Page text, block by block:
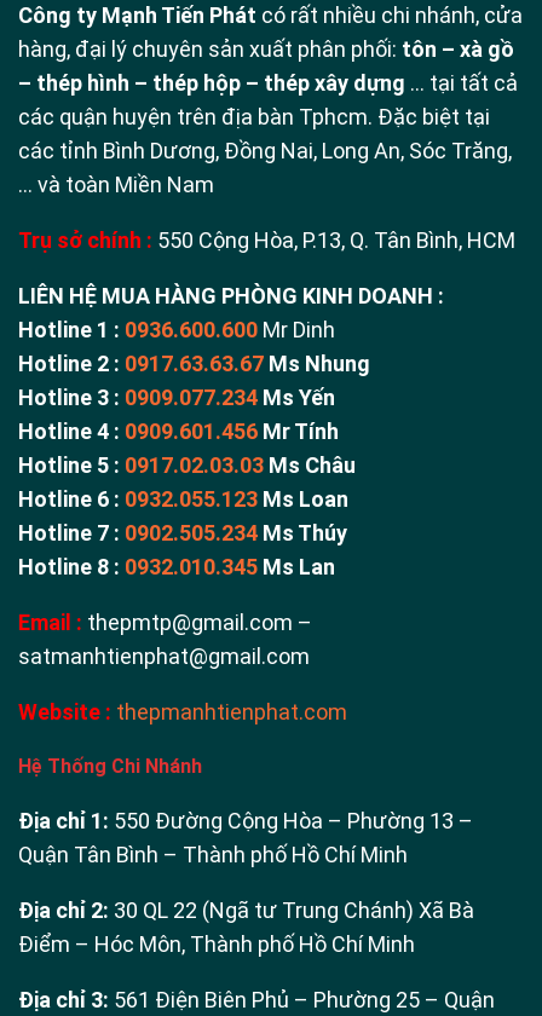
Công ty Mạnh Tiến Phát có rất nhiều chi nhánh, cửa
hàng, đại lý chuyên sản xuất phân phối: tôn – xà gồ
– thép hình – thép hộp – thép xây dựng … tại tất cả
các quận huyện trên địa bàn Tphcm. Đặc biệt tại
các tỉnh Bình Dương, Đồng Nai, Long An, Sóc Trăng,
… và toàn Miền Nam
Trụ sở chính : 550 Cộng Hòa, P.13, Q. Tân Bình, HCM
LIÊN HỆ MUA HÀNG PHÒNG KINH DOANH :
Hotline 1 : 0936.600.600 Mr Dinh
Hotline 2 : 0917.63.63.67 Ms Nhung
Hotline 3 : 0909.077.234 Ms Yến
Hotline 4 : 0909.601.456 Mr Tính
Hotline 5 : 0917.02.03.03 Ms Châu
Hotline 6 : 0932.055.123 Ms Loan
Hotline 7 : 0902.505.234 Ms Thúy
Hotline 8 : 0932.010.345 Ms Lan
Email : thepmtp@gmail.com –
satmanhtienphat@gmail.com
Website : thepmanhtienphat.com
Hệ Thống Chi Nhánh
Địa chỉ 1: 550 Đường Cộng Hòa – Phường 13 –
Quận Tân Bình – Thành phố Hồ Chí Minh
Địa chỉ 2: 30 QL 22 (Ngã tư Trung Chánh) Xã Bà
Điểm – Hóc Môn, Thành phố Hồ Chí Minh
Địa chỉ 3: 561 Điện Biên Phủ – Phường 25 – Quận